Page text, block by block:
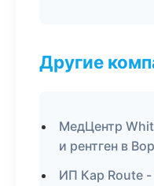
Другие
МедЦентр
и рентген в
ИП Кар Route